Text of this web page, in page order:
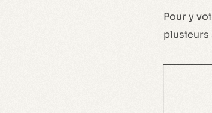
Pour y
plusieurs